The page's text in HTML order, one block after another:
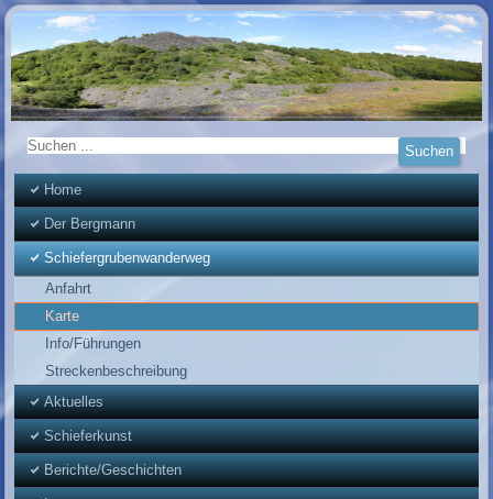
Home
Der Bergmann
Schiefergrubenwanderweg
Anfahrt
Karte
Info/Führungen
Streckenbeschreibung
Aktuelles
Schieferkunst
Berichte/Geschichten